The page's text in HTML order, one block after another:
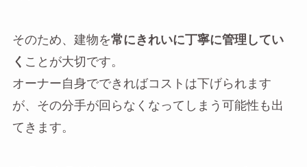
そのため、建物を常にきれいに丁寧に管理してい
く ことが大切です。
オーナー自身でできればコストは下げられます
が、その分手が回らなくなってしまう可能性も出
てきます。